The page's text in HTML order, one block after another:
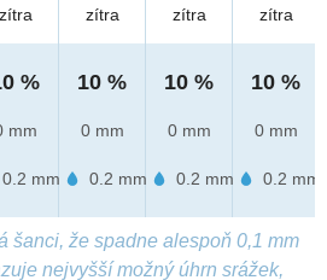
zítra
%
mm
0.2 mm
zítra
10 %
0 mm
0.2 mm
zítra
10 %
0 mm
0.2 mm
zítra
10 %
0 mm
0.2 mm
šanci, že spadne alespoň 0,1 mm
nejvyšší možný úhrn srážek,